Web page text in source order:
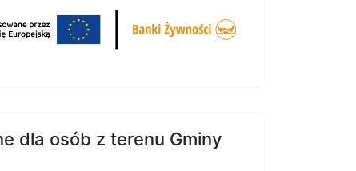
dla osób z terenu Gminy